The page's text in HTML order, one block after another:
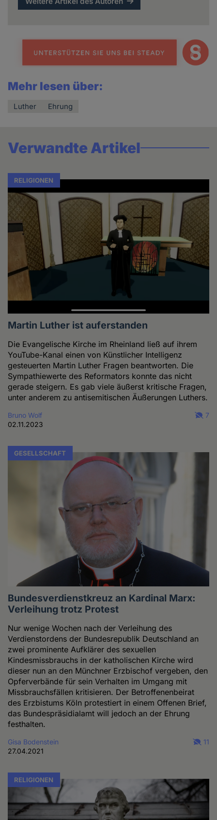
Mehr lesen über:
Luther Ehrung
Verwandte Artikel
RELIGIONEN
Martin Luther ist auferstanden
Die Evangelische Kirche im Rheinland ließ auf ihrem
YouTube-Kanal einen von Künstlicher Intelligenz
gesteuerten Martin Luther Fragen beantworten. Die
Sympathiewerte des Reformators konnte das nicht
gerade steigern. Es gab viele äußerst kritische Fragen,
unter anderem zu antisemitischen Äußerungen Luthers.
Bruno Wolf
02.11.2023
7
GESELLSCHAFT
Bundesverdienstkreuz an Kardinal Marx:
Verleihung trotz Protest
Nur wenige Wochen nach der Verleihung des
Verdienstordens der Bundesrepublik Deutschland an
zwei prominente Aufklärer des sexuellen
Kindesmissbrauchs in der katholischen Kirche wird
dieser nun an den Münchner Erzbischof vergeben, den
Opferverbände für sein Verhalten im Umgang mit
Missbrauchsfällen kritisieren. Der Betroffenenbeirat
des Erzbistums Köln protestiert in einem Offenen Brief,
das Bundespräsidialamt will jedoch an der Ehrung
festhalten.
Gisa Bodenstein
27.04.2021
11
RELIGIONEN